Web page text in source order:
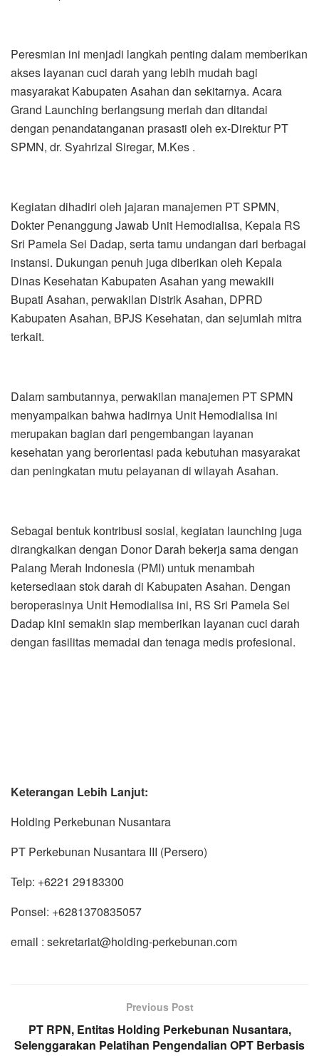
Peresmian ini menjadi langkah penting dalam memberikan
akses layanan cuci darah yang lebih mudah bagi
masyarakat Kabupaten Asahan dan sekitarnya. Acara
Grand Launching berlangsung meriah dan ditandai
dengan penandatanganan prasasti oleh ex-Direktur PT
SPMN, dr. Syahrizal Siregar, M.Kes .
Kegiatan dihadiri oleh jajaran manajemen PT SPMN,
Dokter Penanggung Jawab Unit Hemodialisa, Kepala RS
Sri Pamela Sei Dadap, serta tamu undangan dari berbagai
instansi. Dukungan penuh juga diberikan oleh Kepala
Dinas Kesehatan Kabupaten Asahan yang mewakili
Bupati Asahan, perwakilan Distrik Asahan, DPRD
Kabupaten Asahan, BPJS Kesehatan, dan sejumlah mitra
terkait.
Dalam sambutannya, perwakilan manajemen PT SPMN
menyampaikan bahwa hadirnya Unit Hemodialisa ini
merupakan bagian dari pengembangan layanan
kesehatan yang berorientasi pada kebutuhan masyarakat
dan peningkatan mutu pelayanan di wilayah Asahan.
Sebagai bentuk kontribusi sosial, kegiatan launching juga
dirangkaikan dengan Donor Darah bekerja sama dengan
Palang Merah Indonesia (PMI) untuk menambah
ketersediaan stok darah di Kabupaten Asahan. Dengan
beroperasinya Unit Hemodialisa ini, RS Sri Pamela Sei
Dadap kini semakin siap memberikan layanan cuci darah
dengan fasilitas memadai dan tenaga medis profesional.
Keterangan Lebih Lanjut:
Holding Perkebunan Nusantara
PT Perkebunan Nusantara III (Persero)
Telp: +6221 29183300
Ponsel: +6281370835057
email : sekretariat@holding-perkebunan.com
Previous Post
PT RPN, Entitas Holding Perkebunan Nusantara,
Selenggarakan Pelatihan Pengendalian OPT Berbasis